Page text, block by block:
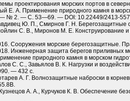
проектирования морских портов в
Е. А. Применение природного камня в
№ 2. — С. 53—69. — DOI: 10.22449/2413-
Ю. П., Смирнов Г. Н. Берегозащитные
С. В., Миронов М. Е. Конструирование
Сооружения морские берегозащитные.
Инженерная защита берегов приливных
природного камня в морском
С. С., Завьялов В. К. Нагрузки и
— 432 с.
А. Г. Волнозащитные наброски в
А. А., Курчуков К. В.